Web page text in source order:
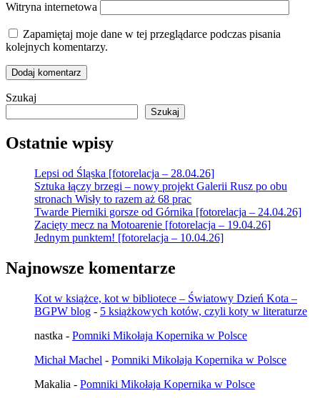
Witryna internetowa
Zapamiętaj moje dane w tej przeglądarce podczas pisania
kolejnych komentarzy.
Szukaj
Szukaj
Ostatnie wpisy
Lepsi od Śląska [fotorelacja – 28.04.26]
Sztuka łączy brzegi – nowy projekt Galerii Rusz po obu
stronach Wisły to razem aż 68 prac
Twarde Pierniki gorsze od Górnika [fotorelacja – 24.04.26]
Zacięty mecz na Motoarenie [fotorelacja – 19.04.26]
Jednym punktem! [fotorelacja – 10.04.26]
Najnowsze komentarze
Kot w książce, kot w bibliotece – Światowy Dzień Kota –
BGPW blog - 5 książkowych kotów, czyli koty w literaturze
nastka - Pomniki Mikołaja Kopernika w Polsce
Michał Machel - Pomniki Mikołaja Kopernika w Polsce
Makalia - Pomniki Mikołaja Kopernika w Polsce